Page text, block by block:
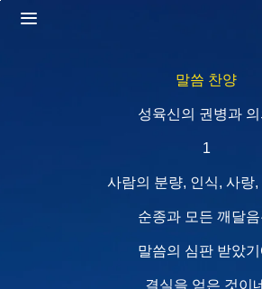
말씀 찬양
성육신의 권병과 의
1
사람의 분량, 인식, 사랑,
순종과 모든 깨달
말씀의 심판 받았기
결실을 얻은 것이네